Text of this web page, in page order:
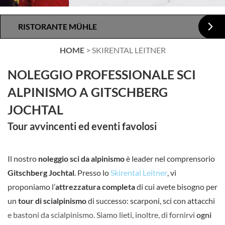
RISTORANTE MÜHLE
HOME > SKIRENTAL LEITNER
NOLEGGIO PROFESSIONALE SCI
ALPINISMO A GITSCHBERG
JOCHTAL
Tour avvincenti ed eventi favolosi
Il nostro noleggio scidaalpinismoè leader nel comprensorio
Gitschberg Jochtal . Presso lo Skirental Leitner , vi
proponiamo l’attrezzatura completadi cui avete bisogno per
un tour di scialpinismodi successo: scarponi, sci con attacchi
e bastoni da scialpinismo. Siamo lieti, inoltre, di fornirvi ogni